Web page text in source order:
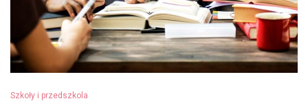
Szkoły i przedszkola